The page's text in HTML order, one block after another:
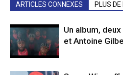
ARTICLES CONNEXES PLUS
Un album,
et Antoine